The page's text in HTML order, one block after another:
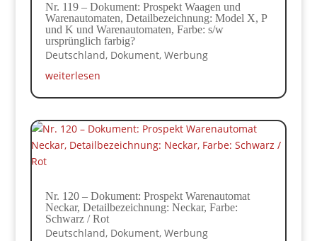
Nr. 119 – Dokument: Prospekt Waagen und
Warenautomaten, Detailbezeichnung: Model X, P
und K und Warenautomaten, Farbe: s/w
ursprünglich farbig?
Deutschland, Dokument, Werbung
weiterlesen
Nr. 120 – Dokument: Prospekt Warenautomat
Neckar, Detailbezeichnung: Neckar, Farbe:
Schwarz / Rot
Deutschland, Dokument, Werbung